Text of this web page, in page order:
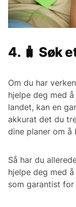
4. 🧳 Søk
Om du har
hjelpe deg med
landet, kan en
akkurat det du
dine planer om å
Så har du
hjelpe deg med
som garantist for